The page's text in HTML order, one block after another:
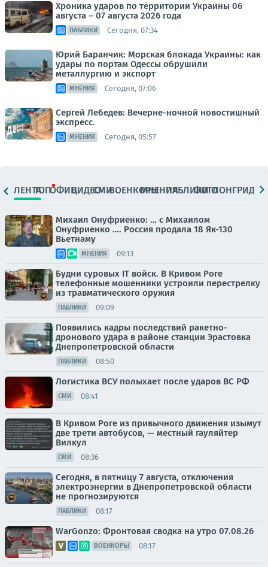
Хроника ударов по территории Украины 06
августа – 07 августа 2026 года
ПАБЛИКИ Сегодня, 07:34
Юрий Баранчик: Морская блокада Украины: как
удары по портам Одессы обрушили
металлургию и экспорт
МНЕНИЯ Сегодня, 07:06
Сергей Лебедев: Вечерне-ночной новостишный
экспресс.
МНЕНИЯ Сегодня, 05:57
ЛЕНТАТОПОФИЦ.ВИДЕОСМИВОЕНКОРЫМНЕНИЯПАБЛИКИ
ФОТОЛОНГРИДЫ
Михаил Онуфриенко: … с Михаилом
Онуфриенко …. Россия продала 18 Як-130
Вьетнаму
МНЕНИЯ 09:13
Будни суровых IT войск. В Кривом Роге
телефонные мошенники устроили перестрелку
из травматического оружия
ПАБЛИКИ 09:09
Появились кадры последствий ракетно-
дронового удара в районе станции Эрастовка
Днепропетровской области
ПАБЛИКИ 08:50
Логистика ВСУ полыхает после ударов ВС РФ
СМИ 08:41
В Кривом Роге из привычного движения изымут
две трети автобусов, — местный гауляйтер
Вилкул
СМИ 08:36
Сегодня, в пятницу 7 августа, отключения
электроэнергии в Днепропетровской области
не прогнозируются
ПАБЛИКИ 08:17
WarGonzo: Фронтовая сводка на утро 07.08.26
ВОЕНКОРЫ 08:17